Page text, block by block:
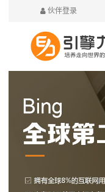
伙伴登录